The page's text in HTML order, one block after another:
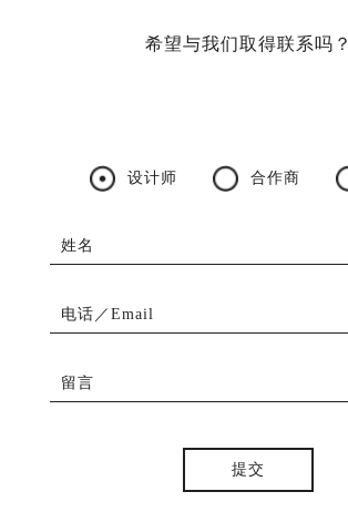
希望与我们取得联系吗？
设计师 合作商
姓名
电话／Email
留言
提交